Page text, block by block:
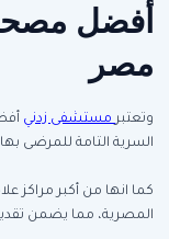
أفضل
مصر
وتعتبرمستشفى زدني
السرية التامة للمرضى
كما انها من أكبر مراكز
المصرية، مما يضمن